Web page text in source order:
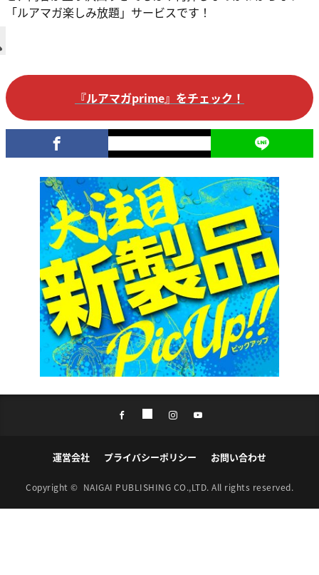
「ルアマガ楽しみ放題」サービスです！
『ルアマガprime』をチェック！
運営会社 プライバシーポリシー お問い合わせ
Copyright © NAIGAI PUBLISHING CO.,LTD. All rights reserved.